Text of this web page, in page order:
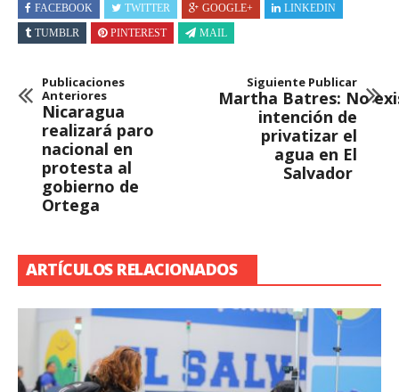
FACEBOOK TWITTER GOOGLE+
LINKEDIN
TUMBLR
PINTEREST MAIL
Publicaciones
Anteriores
Nicaragua
realizará paro
nacional en
protesta al
gobierno de
Ortega
Siguiente Publicar
Martha Batres: No
intención de
privatizar el
agua en El
Salvador
ARTÍCULOS RELACIONADOS